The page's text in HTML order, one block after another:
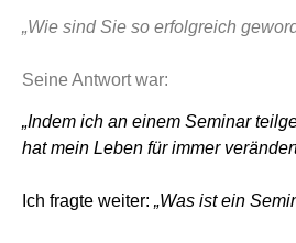
„Wie sind Sie so erfolgreich
Seine Antwort war:
„Indem ich an einem Seminar
hat mein Leben für immer
Ich fragte weiter: „Was ist ein